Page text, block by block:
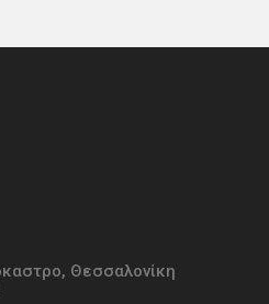
Θεσσαλονίκη